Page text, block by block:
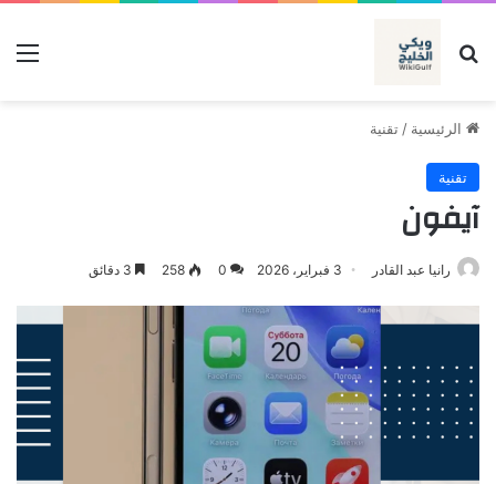
بحث عن
الرئيسية / تقنية
تقنية
آيفون
رانيا عبد القادر 3 فبراير، 2026 0
258